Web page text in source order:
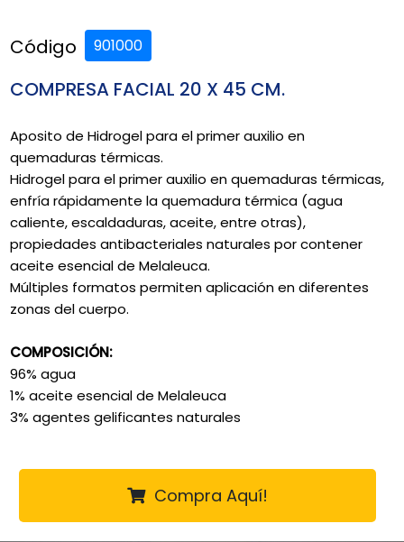
Código 901000
COMPRESA FACIAL 20 X 45 CM.
Aposito de Hidrogel para el primer auxilio en
quemaduras térmicas.
Hidrogel para el primer auxilio en quemaduras térmicas,
enfría rápidamente la quemadura térmica (agua
caliente, escaldaduras, aceite, entre otras),
propiedades antibacteriales naturales por contener
aceite esencial de Melaleuca.
Múltiples formatos permiten aplicación en diferentes
zonas del cuerpo.
COMPOSICIÓN:
96% agua
1% aceite esencial de Melaleuca
3% agentes gelificantes naturales
Compra Aquí!